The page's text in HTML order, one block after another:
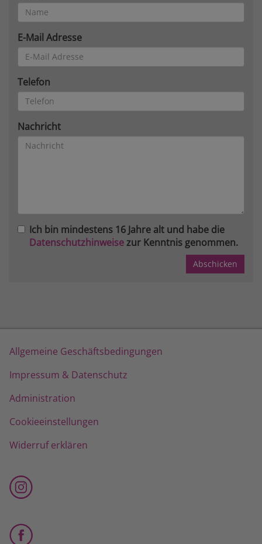
E-Mail Adresse
Telefon
Nachricht
Ich bin mindestens 16 Jahre alt und habe die
Datenschutzhinweisezur Kenntnis genommen.
Allgemeine Geschäftsbedingungen
Impressum & Datenschutz
Administration
Cookieeinstellungen
Widerruf erklären